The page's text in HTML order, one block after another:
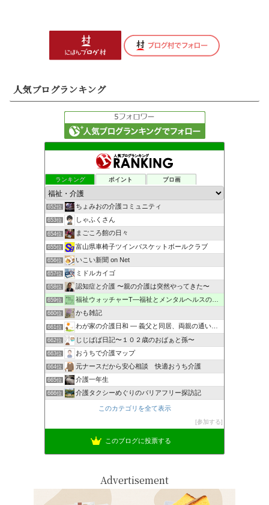
人気ブログランキング
ランキング ポイント ブロ画
652位 ちょみおの介護コミュニティ
653位 しゃふくさん
654位 まごころ館の日々
655位 富山県車椅子ツインバスケットボールクラブ
656位 いこい新聞 on Net
657位 ミドルカイゴ
658位 認知症と介護 〜親の介護は突然やってきた〜
659位 福祉ウォッチャーT―福祉とメンタルヘルスの解説・研究ブログ
660位 かも雑記
661位 わが家の介護日和 ― 義父と同居、両親の通い介護の記録 ―
662位 じじばば日記〜１０２歳のおばぁと孫〜
663位 おうちで介護マップ
664位 元ナースだから安心相談 快適おうち介護
665位 介護一年生
666位 介護タクシーめぐりのバリアフリー探訪記
このカテゴリを全て表示
参加する
このブログに投票する
Advertisement